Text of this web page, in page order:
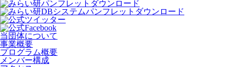
当団体について
事業概要
プログラム概要
メンバー構成